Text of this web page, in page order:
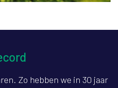
Zo hebben we in 30 jaar